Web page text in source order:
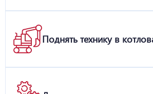
Поднять технику в